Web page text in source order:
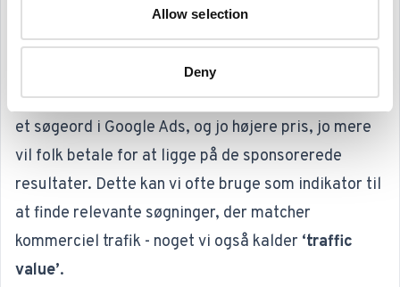
Allow selection
Deny
har en stor interesse for jer.
Derudover kan det være en god idé at benytteCPC
data til at forstå værdien og
intentionen bag søgninger. CPC indikerer prisen på
et søgeord i Google Ads, og jo højere pris, jo mere
vil folk betale for at ligge på de sponsorerede
resultater. Dette kan vi ofte bruge som indikator til
at finde relevante søgninger, der matcher
kommerciel trafik - noget vi også kalder ‘traffic
value’.